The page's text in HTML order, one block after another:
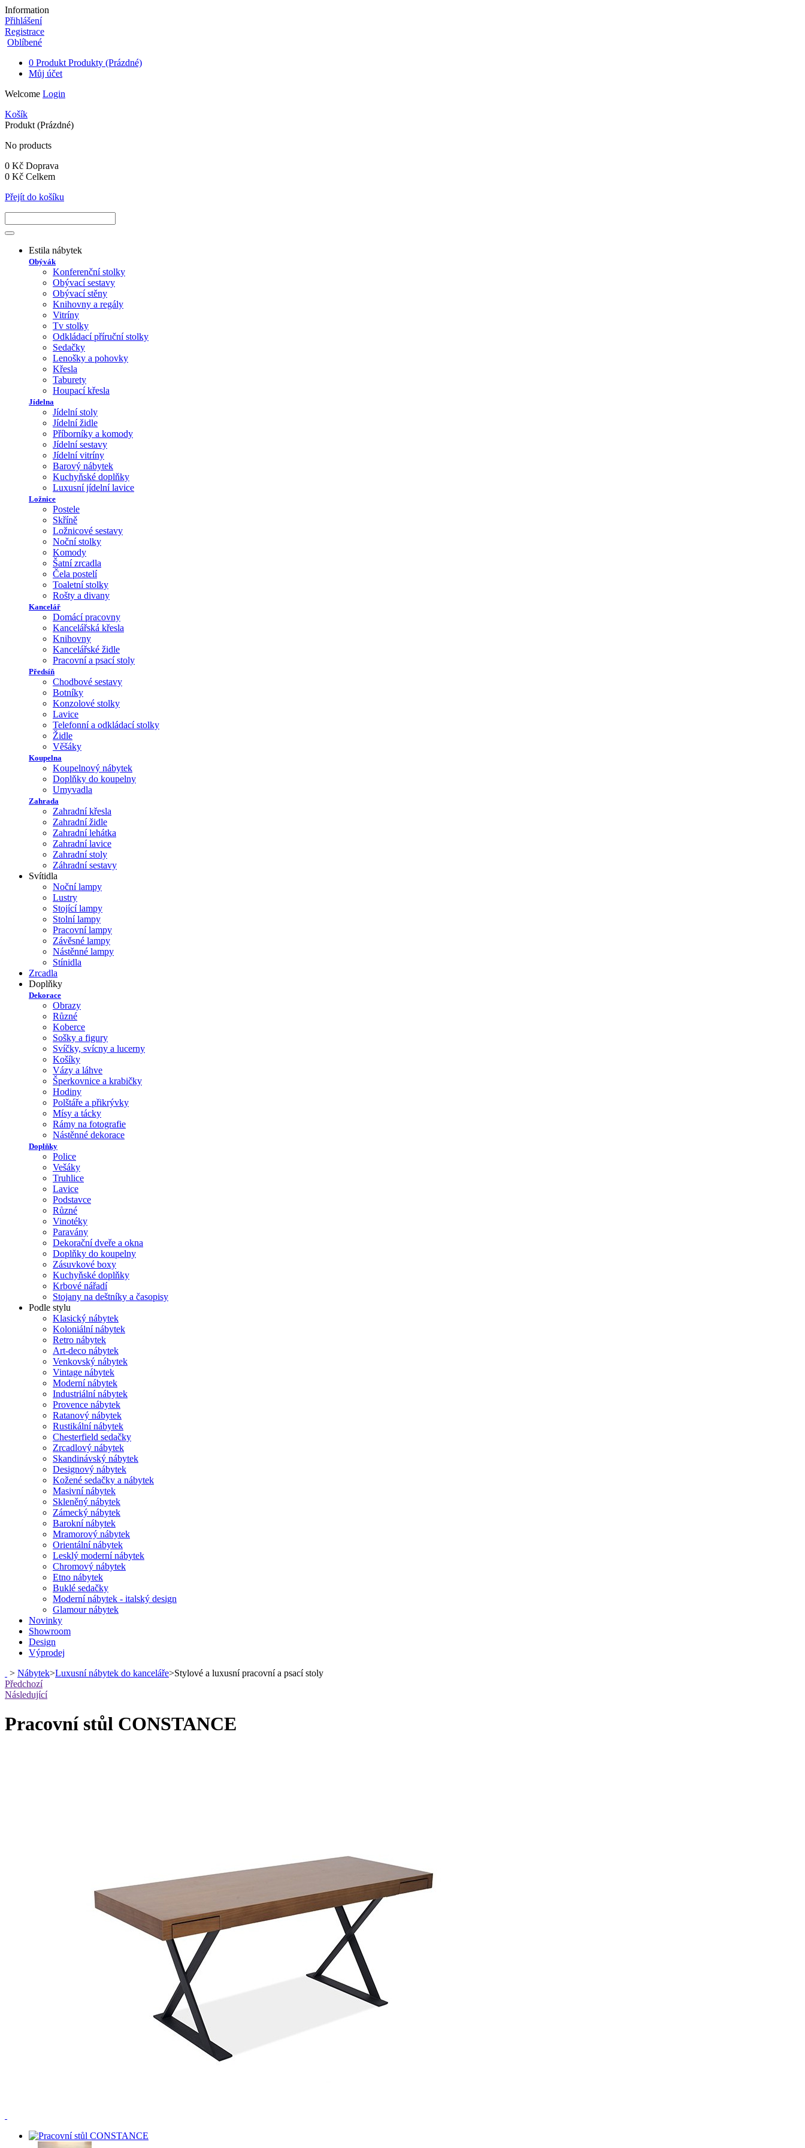
Information
Přihlášení
Registrace
Oblíbené
0 Produkt Produkty (Prázdné)
Můj účet
Welcome Login
Košík
Produkt (Prázdné)
No products
0 Kč Doprava
0 Kč Celkem
Přejít do košíku
Estila nábytek
Obývák
Konferenční stolky
Obývací sestavy
Obývací stěny
Knihovny a regály
Vitríny
Tv stolky
Odkládací příruční stolky
Sedačky
Lenošky a pohovky
Křesla
Taburety
Houpací křesla
Jídelna
Jídelní stoly
Jídelní židle
Příborníky a komody
Jídelní sestavy
Jídelní vitríny
Barový nábytek
Kuchyňské doplňky
Luxusní jídelní lavice
Ložnice
Postele
Skříně
Ložnicové sestavy
Noční stolky
Komody
Šatní zrcadla
Čela postelí
Toaletní stolky
Rošty a divany
Kancelář
Domácí pracovny
Kancelářská křesla
Knihovny
Kancelářské židle
Pracovní a psací stoly
Předsíň
Chodbové sestavy
Botníky
Konzolové stolky
Lavice
Telefonní a odkládací stolky
Židle
Věšáky
Koupelna
Koupelnový nábytek
Doplňky do koupelny
Umyvadla
Zahrada
Zahradní křesla
Zahradní židle
Zahradní lehátka
Zahradní lavice
Zahradní stoly
Záhradní sestavy
Svítidla
Noční lampy
Lustry
Stojící lampy
Stolní lampy
Pracovní lampy
Závěsné lampy
Nástěnné lampy
Stínidla
Zrcadla
Doplňky
Dekorace
Obrazy
Různé
Koberce
Sošky a figury
Svíčky, svícny a lucerny
Košíky
Vázy a láhve
Šperkovnice a krabičky
Hodiny
Polštáře a přikrývky
Mísy a tácky
Rámy na fotografie
Nástěnné dekorace
Doplňky
Police
Vešáky
Truhlice
Lavice
Podstavce
Různé
Vinotéky
Paravány
Dekorační dveře a okna
Doplňky do koupelny
Zásuvkové boxy
Kuchyňské doplňky
Krbové nářadí
Stojany na deštníky a časopisy
Podle stylu
Klasický nábytek
Koloniální nábytek
Retro nábytek
Art-deco nábytek
Venkovský nábytek
Vintage nábytek
Moderní nábytek
Industriální nábytek
Provence nábytek
Ratanový nábytek
Rustikální nábytek
Chesterfield sedačky
Zrcadlový nábytek
Skandinávský nábytek
Designový nábytek
Kožené sedačky a nábytek
Masivní nábytek
Skleněný nábytek
Zámecký nábytek
Barokní nábytek
Mramorový nábytek
Orientální nábytek
Lesklý moderní nábytek
Chromový nábytek
Etno nábytek
Buklé sedačky
Moderní nábytek - italský design
Glamour nábytek
Novinky
Showroom
Design
Výprodej
> Nábytek>Luxusní nábytek do kanceláře>Stylové a luxusní pracovní a psací stoly
Předchozí
Následující
Pracovní stůl CONSTANCE